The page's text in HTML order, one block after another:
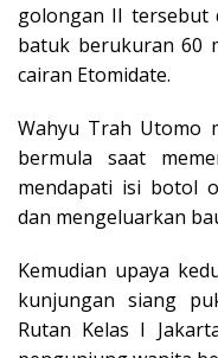
golongan II tersebut
batuk berukuran 60
cairan Etomidate.
Wahyu Trah Utomo
bermula saat
mendapati isi botol
dan mengeluarkan
Kemudian upaya
kunjungan siang
Rutan Kelas I